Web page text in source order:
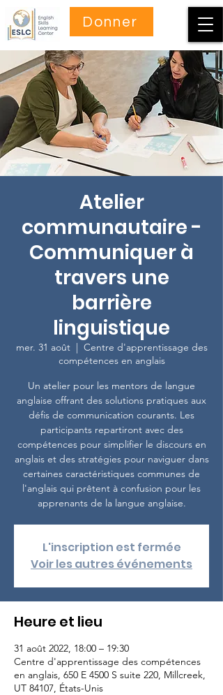
Donner
Atelier
communautaire -
Communiquer à
travers une
barrière
linguistique
mer. 31 août
  |
Centre d'apprentissage des
compétences en anglais
Un atelier pour les mentors de langue
anglaise offrant des solutions pratiques aux
défis de communication courants. Les
participants repartiront avec des
compétences pour simplifier le discours en
anglais et des stratégies pour naviguer dans
certaines caractéristiques communes de
l'anglais qui prêtent à confusion pour les
apprenants de la langue anglaise.
L'inscription est fermée
Voir les autres événements
Heure et lieu
31 août 2022, 18:00 – 19:30
Centre d'apprentissage des compétences
en anglais, 650 E 4500 S suite 220, Millcreek,
UT 84107, États-Unis